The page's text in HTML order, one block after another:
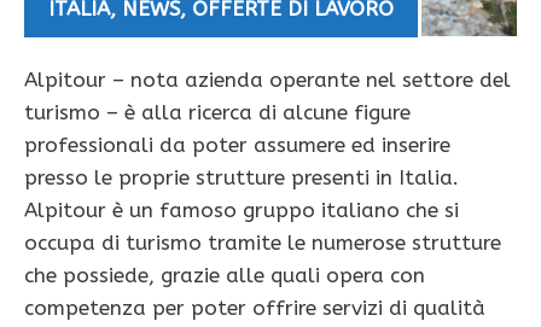
ITALIA, NEWS, OFFERTE DI LAVORO
Alpitour – nota azienda operante nel settore del
turismo – è alla ricerca di alcune figure
professionali da poter assumere ed inserire
presso le proprie strutture presenti in Italia.
Alpitour è un famoso gruppo italiano che si
occupa di turismo tramite le numerose strutture
che possiede, grazie alle quali opera con
competenza per poter offrire servizi di qualità